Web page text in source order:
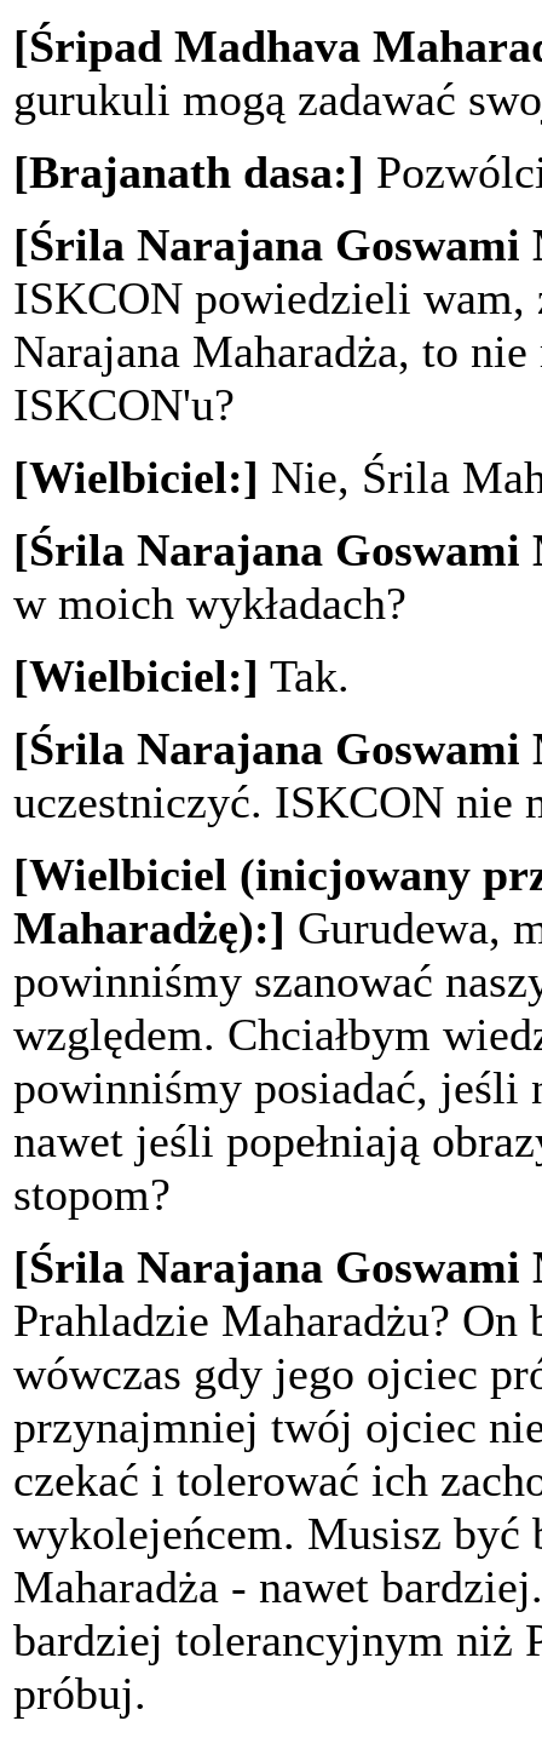
[Śripad Madhava
gurukuli mogą zadawać
[Brajanath dasa:]
[Śrila Narajana Goswami
ISKCON powiedzieli wam,
Narajana Maharadża, to
ISKCON'u?
[Wielbiciel:] Nie, Śrila
[Śrila Narajana Goswami
w moich wykładach?
[Wielbiciel:] Tak.
[Śrila Narajana Goswami
uczestniczyć. ISKCON nie
[Wielbiciel (inicjowany
Maharadżę):] Gurudewa,
powinniśmy szanować
względem. Chciałbym
powinniśmy posiadać, jeśli
nawet jeśli popełniają
stopom?
[Śrila Narajana Goswami
Prahladzie Maharadżu? On
wówczas gdy jego ojciec
przynajmniej twój ojciec
czekać i tolerować ich
wykolejeńcem. Musisz być
Maharadża - nawet
bardziej tolerancyjnym niż
próbuj.